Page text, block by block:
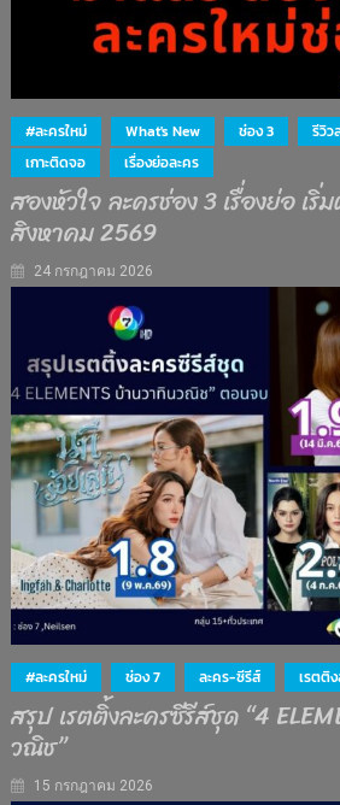
#ละครใหม่ What's New ช่อง 3 รีวิว
เกาะติดจอ
เรื่องย่อละคร
สองหัวใจ ละครช่อง 3 เรื่องย่อ เริ่
สิงหาคม 2569
24 กรกฎาคม 2026
#ละครใหม่ ช่อง 7 ละคร-ซีรีส์ เรตติ
สรุป เรตติ้งละครซีรีส์ชุด “4
วณิช”
15 กรกฎาคม 2026